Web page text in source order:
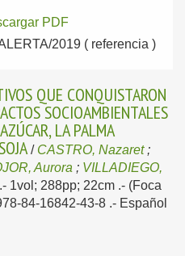
PDF
2019 ( referencia )
QUE CONQUISTARON
SOCIOAMBIENTALES
LA PALMA
/ CASTRO, Nazaret;
Aurora ; VILLADIEGO,
.- 1vol; 288pp; 22cm .- (Foca
84-16842-43-8 .- Español